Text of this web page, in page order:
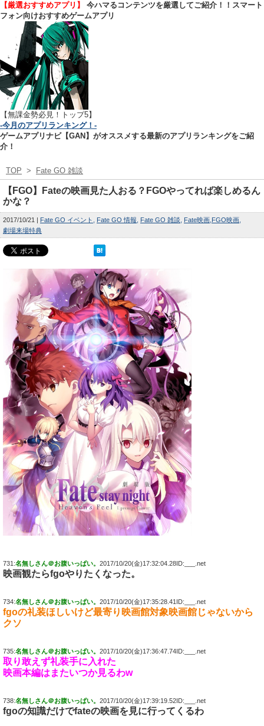
【厳選おすすめアプリ】
今ハマるコンテンツを厳選してご紹介！！スマート
フォン向けおすすめゲームアプリ
【無課金勢必見！トップ5】
-今月のアプリランキング！-
ゲームアプリナビ【GAN】がオススメする最新のアプリランキングをご紹
介！
TOP > Fate GO 雑談
【FGO】Fateの映画見た人おる？FGOやってれば楽しめるん
かな？
2017/10/21 Fate GO イベント Fate GO 情報 Fate GO 雑談 Fate映画 FGO映画
劇場来場特典
731:名無しさん＠お腹いっぱい。 2017/10/20(金)17:32:04.28ID:___.net
映画観たらfgoやりたくなった。
734:名無しさん＠お腹いっぱい。 2017/10/20(金)17:35:28.41ID:___.net
fgoの礼装ほしいけど最寄り映画館対象映画館じゃないから
クソ
735:名無しさん＠お腹いっぱい。 2017/10/20(金)17:36:47.74ID:___.net
取り敢えず礼装手に入れた
映画本編はまたいつか見るわw
738:名無しさん＠お腹いっぱい。 2017/10/20(金)17:39:19.52ID:___.net
fgoの知識だけでfateの映画を見に行ってくるわ